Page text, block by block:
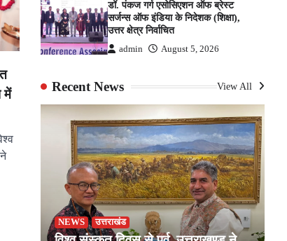
में
डॉ. पंकज गर्ग एसोसिएशन ऑफ ब्रेस्ट
सर्जन्स ऑफ इंडिया के निदेशक (शिक्षा),
उत्तर क्षेत्र निर्वाचित
admin August 5, 2026
Recent News View All
NEWS उत्तराखंड